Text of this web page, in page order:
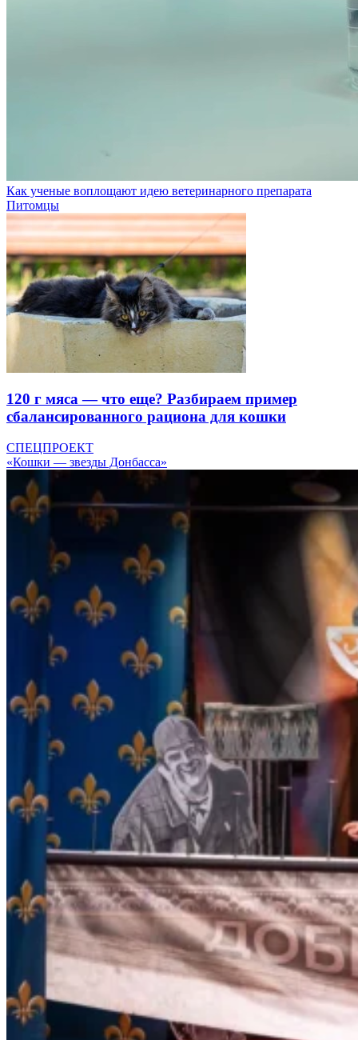
Как ученые воплощают идею ветеринарного препарата
Питомцы
120 г мяса — что еще? Разбираем пример
сбалансированного рациона для кошки
СПЕЦПРОЕКТ
«Кошки — звезды Донбасса»